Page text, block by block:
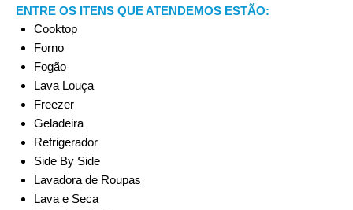
ENTRE OS ITENS QUE ATENDEMOS ESTÃO:
Cooktop
Forno
Fogão
Lava Louça
Freezer
Geladeira
Refrigerador
Side By Side
Lavadora de Roupas
Lava e Seca